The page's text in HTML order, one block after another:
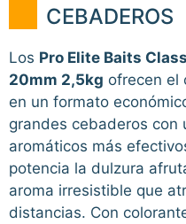
CEBADEROS
Los Pro Elite Baits
20mm 2,5kg ofrecen el
en un formato
grandes cebaderos con
aromáticos más
potencia la dulzura
aroma irresistible que
distancias. Con